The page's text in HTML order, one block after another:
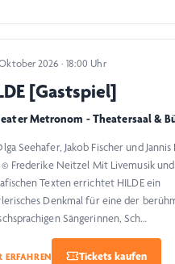
2026 · 18:00 Uhr
[Gastspiel]
Metronom - Theatersaal &
Seehafer, Jakob Fischer und Jannis
Frederike Neitzel Mit Livemusik und
Texten errichtet HILDE ein
Denkmal für eine der
Sängerinnen, Sch…
ERFAHREN